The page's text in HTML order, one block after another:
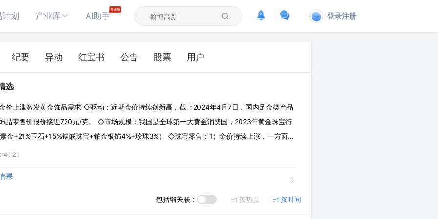
划 产业库 AI助手 登录注册
纪要 异动 红宝书 公告 股票 用户
选
价上涨激发黄金饰品需求 ◇驱动：近期金价持续创新高，截止2024年4月7日，国内足金类产品
品零售价报价接近720元/克。 ◇市场规模：我国是全球第一大黄金消费国，2023年黄金珠宝行
金+21%玉石+15%镶嵌珠宝+铂金银饰4%+珍珠3%） ◇珠宝零售：1）金价持续上涨，一方面直
弹性 ，另一方面存货赚钱效应直接体现，黄金珠宝店铺投资回报率高，加盟商盈利能力提升
果
包括弱关联： 按热度 按时间